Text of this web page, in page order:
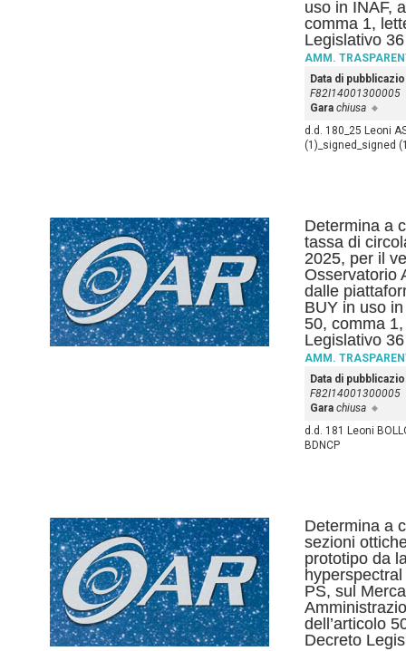
uso in INAF,
comma 1,
Legislativo
AMM.
Data di
F82I14001300005
Gara chiusa
d.d. 180_25 Leoni
(1)_signed_signed
Determina a
tassa di
2025, per il
Osservatorio
dalle
BUY in uso
50, comma
Legislativo
AMM.
Data di
F82I14001300005
Gara chiusa
d.d. 181 Leoni
BDNCP
Determina a
sezioni
prototipo da
PS, sul
dell’articolo
Decreto